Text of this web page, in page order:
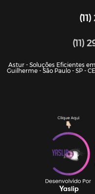
(11)
(11)
Astur - Soluções Eficientes
Guilherme - São Paulo - SP -